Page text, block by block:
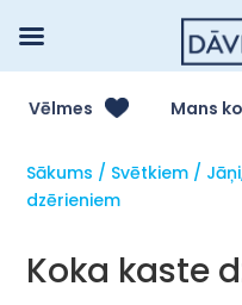
Vēlmes Mans
Sākums / Svētkiem /
dzērieniem
Koka kaste